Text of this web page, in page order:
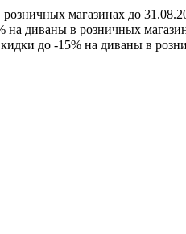
магазинах до
на диваны в розничных
до -15% на диваны в